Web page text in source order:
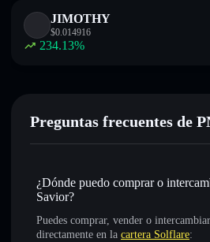
JIMOTHY
$0.014916
234.13%
Preguntas frecuentes de
¿Dónde puedo comprar o
Savior?
Puedes comprar, vender o intercambiar
directamente en la cartera Solflare: